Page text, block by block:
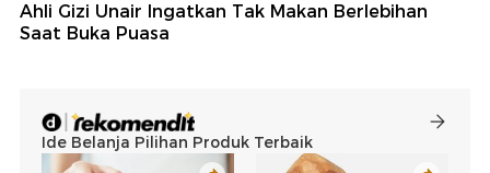
Ahli Gizi Unair Ingatkan Tak Makan Berlebihan
Saat Buka Puasa